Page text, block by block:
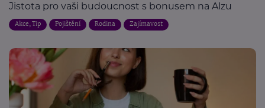
Jistota pro vaši budoucnost s bonusem na Alzu
Akce, Tip Pojištění Rodina Zajímavost